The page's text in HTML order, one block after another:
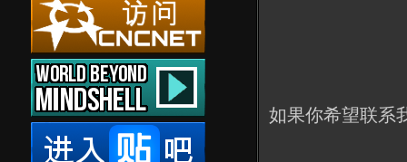
如果你希望联系